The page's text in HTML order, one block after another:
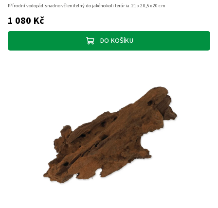
1 080 Kč
DO KOŠÍKU
Přírodní vodopád snadno včlenitelný do jakéhokoli terária. 21 x 20,5 x 20 cm